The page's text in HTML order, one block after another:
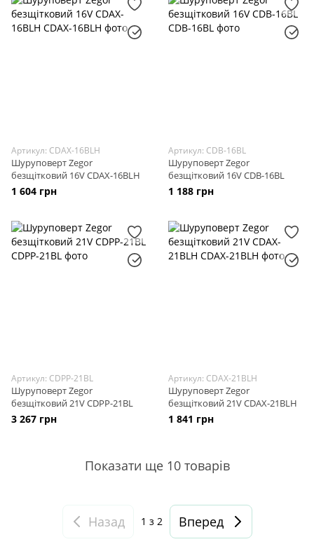
Артикул: CDAX-16BLH
Шуруповерт Zegor
безщітковий 16V CDAX-16BLH
1 604 грн
Артикул: CDB-16BL
Шуруповерт Zegor
безщітковий 16V CDB-16BL
1 188 грн
Артикул: CDPP-21BL
Шуруповерт Zegor
безщітковий 21V CDPP-21BL
3 267 грн
Артикул: CDAX-21BLH
Шуруповерт Zegor
безщітковий 21V CDAX-21BLH
1 841 грн
Показати ще 10 товарів
Назад 1 з 2 Вперед